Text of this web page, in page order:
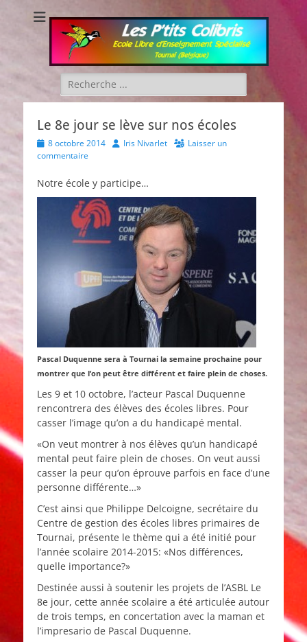
Les P'tits Colibris
Rechercher :
Le 8e jour se lève sur nos écoles
Posted
on
8 octobre 2014 AuthorIris Nivarlet
Laisser un
commentaire
Notre école y participe…
Pascal Duquenne sera à Tournai la semaine prochaine pour
montrer que l’on peut être différent et faire plein de choses.
Les 9 et 10 octobre, l’acteur Pascal Duquenne
rencontrera des élèves des écoles libres. Pour
casser l’image qu’on a du handicapé mental.
«On veut montrer à nos élèves qu’un handicapé
mental peut faire plein de choses. On veut aussi
casser la peur qu’on éprouve parfois en face d’une
personne différente…»
C’est ainsi que Philippe Delcoigne, secrétaire du
Centre de gestion des écoles libres primaires de
Tournai, présente le thème qui a été initié pour
l’année scolaire 2014-2015: «Nos différences,
quelle importance?»
Destinée aussi à soutenir les projets de l’ASBL Le
8e jour, cette année scolaire a été articulée autour
de trois temps, en concertation avec la maman et
l’impresario de Pascal Duquenne.